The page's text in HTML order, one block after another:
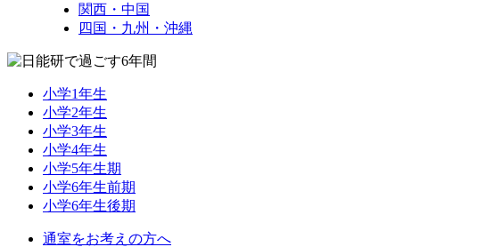
関西・中国
四国・九州・沖縄
小学1年生
小学2年生
小学3年生
小学4年生
小学5年生期
小学6年生前期
小学6年生後期
通室をお考えの方へ